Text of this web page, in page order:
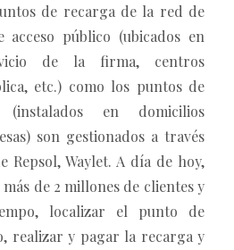
de recarga de la red de
acceso público (ubicados en
de la firma, centros
etc.) como los puntos de
en domicilios
son gestionados a través
Repsol, Waylet. A día de hoy,
de 2 millones de clientes y
localizar el punto de
realizar y pagar la recarga y